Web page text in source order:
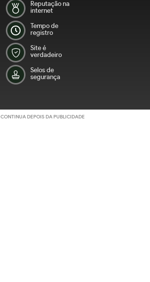
Reputação na
internet
Tempo de
registro
Site é
verdadeiro
Selos de
segurança
CONTINUA DEPOIS DA PUBLICIDADE